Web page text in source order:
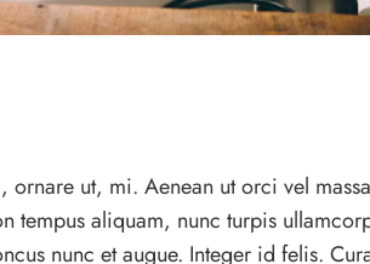
ornare ut, mi. Aenean ut orci vel
tempus aliquam, nunc turpis
nunc et augue. Integer id felis.